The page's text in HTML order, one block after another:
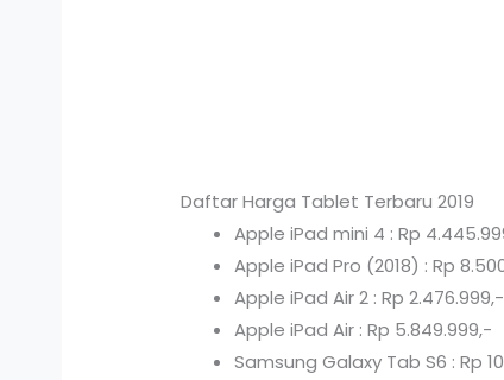
Daftar Harga Tablet Terbaru 2019
Apple iPad mini 4 : Rp
Apple iPad Pro (2018) : Rp
Apple iPad Air 2 : Rp 2.476.999,-
Apple iPad Air : Rp 5.849.999,-
Samsung Galaxy Tab S6 : Rp